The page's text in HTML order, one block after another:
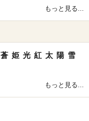
もっと見る...
蒼 姫 光 紅 太 陽 雪
もっと見る...